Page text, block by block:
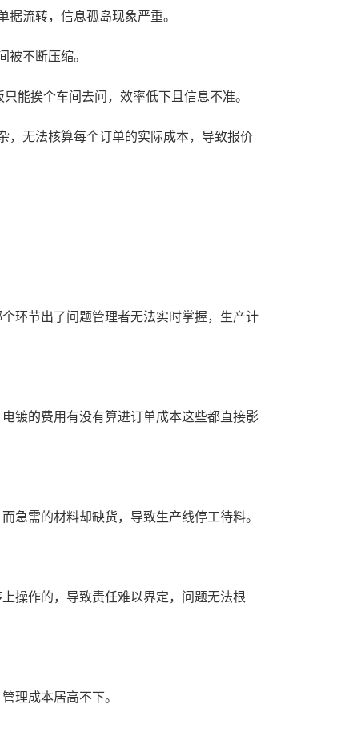
流转，信息孤岛现象严重。
不断压缩。
能挨个车间去问，效率低下且信息不准。
无法核算每个订单的实际成本，导致报价
环节出了问题管理者无法实时掌握，生产计
镀的费用有没有算进订单成本这些都直接影
需的材料却缺货，导致生产线停工待料。
操作的，导致责任难以界定，问题无法根
理成本居高不下。